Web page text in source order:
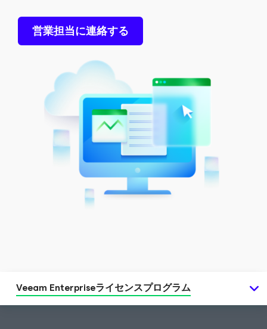
営業担当に連絡する
Veeam Enterpriseライセンスプログラム